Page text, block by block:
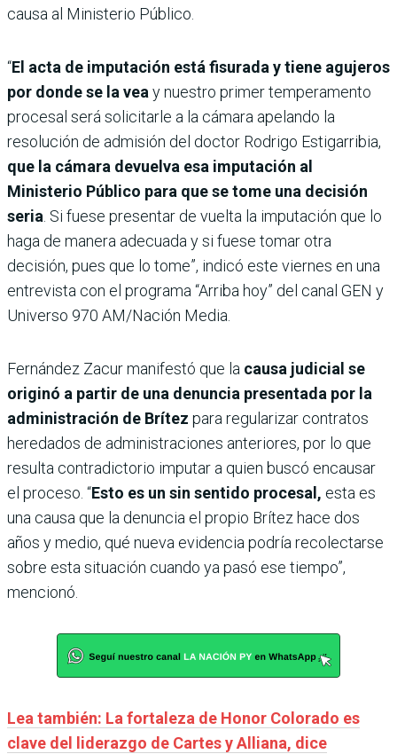
causa al Ministerio Público.
“El acta de imputación está fisurada y tiene agujeros
por donde se la veay nuestro primer temperamento
procesal será solicitarle a la cámara apelando la
resolución de admisión del doctor Rodrigo Estigarribia,
que la cámara devuelva esa imputación al
Ministerio Público para que se tome una decisión
seria. Si fuese presentar de vuelta la imputación que lo
haga de manera adecuada y si fuese tomar otra
decisión, pues que lo tome”, indicó este viernes en una
entrevista con el programa “Arriba hoy” del canal GEN y
Universo 970 AM/Nación Media.
Fernández Zacur manifestó que la causa judicial se
originó a partir de una denuncia presentada por la
administración de Brítez para regularizar contratos
heredados de administraciones anteriores, por lo que
resulta contradictorio imputar a quien buscó encausar
el proceso. “Esto es un sin sentido procesal, esta es
una causa que la denuncia el propio Brítez hace dos
años y medio, qué nueva evidencia podría recolectarse
sobre esta situación cuando ya pasó ese tiempo”,
mencionó.
Lea también: La fortaleza de Honor Colorado es
clave del liderazgo de Cartes y Alliana, dice